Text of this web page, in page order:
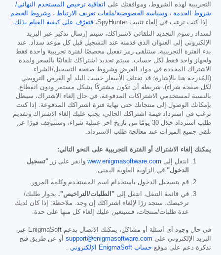
التجريبية لهذه الشروط، وموافقتك على
اتفاقية ترخيص المستخدم النهائي/
شروط الخدمة ، وسياسة الخصوصية/ملفات تعريف الارتباط ، وشروط الخصم
. إذا كنت ترغب في إلغاء تثبيت SpyHunter،
فتعرّف على كيفية القيام بذلك
لسداد رسوم التجديد التلقائي لاشتراكك، سيتم إرسال تذكير عبر البريد
الإلكتروني إلى العنوان الذي قدمته عند التسجيل قبل كل موعد سداد. عند
بدء الفترة التجريبية، ستتلقى رمز تفعيل مخصصًا لفترة تجريبية واحدة فقط
ولجهاز واحد فقط لكل حساب. سيتم تجديد اشتراكك تلقائيًا بالسعر ولمدة
الاشتراك المحددة في مواد العرض وشروط صفحة التسجيل/الشراء
(المُدرجة هنا بالإشارة؛ قد تختلف الأسعار حسب البلد أو العرض الترويجي
لكل صفحة شراء)، شريطة أن تكون مشتركًا بشكل مستمر ودون انقطاع.
بالنسبة لمستخدمي الاشتراكات المدفوعة، في حال إلغاء الاشتراك، سيظل
بإمكانك الوصول إلى منتجاتك حتى نهاية فترة اشتراكك المدفوعة. إذا كنت
ترغب في استرداد قيمة اشتراكك الحالي، يجب عليك إلغاء الاشتراك وتقديم
طلب استرداد خلال 30 يومًا من تاريخ آخر عملية شراء، وستتوقف فورًا عن
تلقي جميع الميزات عند معالجة طلب الاسترداد.
يمكنك إلغاء الاشتراك أو الفترة التجريبية على النحو التالي:
انتقل إلى www.enigmasoftware.com وانقر على زر "تسجيل
الدخول" في الزاوية العلوية اليمنى.
قم بتسجيل الدخول باستخدام اسم المستخدم وكلمة المرور.
في قائمة التنقل، انتقل إلى "الطلبات/التراخيص". بجوار طلبك/
ترخيصك، ستجد زرًا لإلغاء اشتراكك إن وجد. ملاحظة: إذا كان لديك
عدة طلبات/منتجات، فسيتعين عليك إلغاء كل منها على حدة.
في حال وجود أي أسئلة أو مشاكل، يمكنك الاتصال بدعم EnigmaSoft عبر
البريد الإلكتروني على support@enigmasoftware.com أو عن طريق فتح
تذكرة دعم على موقع حساب EnigmaSoft الإلكتروني
.